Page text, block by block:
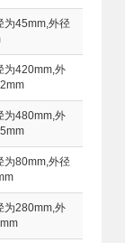
为45mm,外径
为420mm,外
为480mm,外
为80mm,外径
为280mm,外